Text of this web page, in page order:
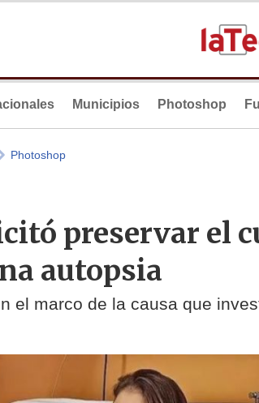
Municipios Photoshop
Photoshop
preservar el
autopsia
el marco de la causa que